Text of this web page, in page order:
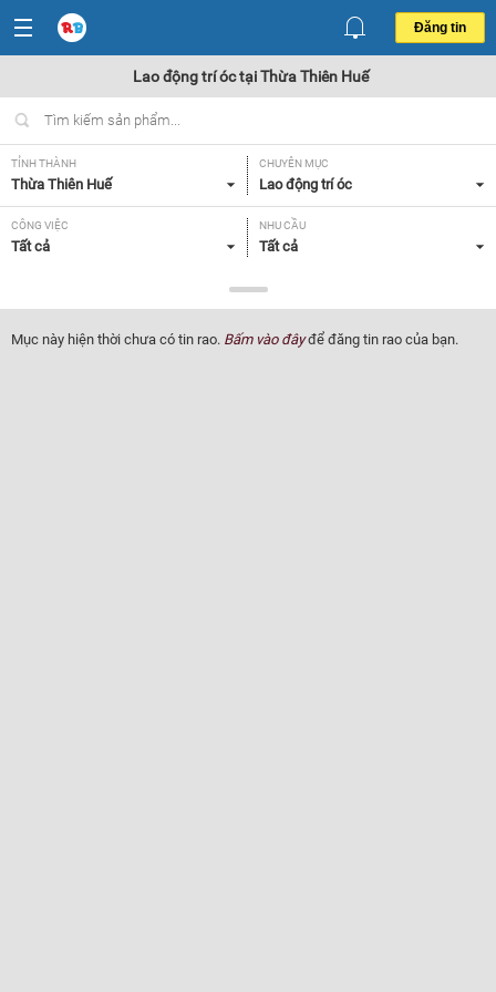
Đăng tin
Lao động trí óc tại Thừa Thiên Huế
TỈNH THÀNH
Thừa Thiên Huế
CHUYÊN MỤC
Lao động trí óc
CÔNG VIỆC
Tất cả
NHU CẦU
Tất cả
Tất cả
Mục này hiện thời chưa có tin rao. Bấm vào đâyđể đăng tin rao của bạn.